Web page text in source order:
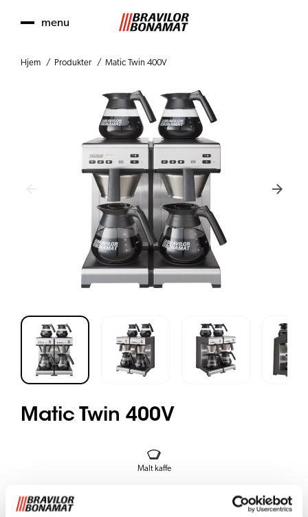
menu
Hjem Produkter Matic Twin 400V
Matic Twin 400V
Malt kaffe
Denne serien er vanntilkoblet og trakter deilig fersk kaffe i